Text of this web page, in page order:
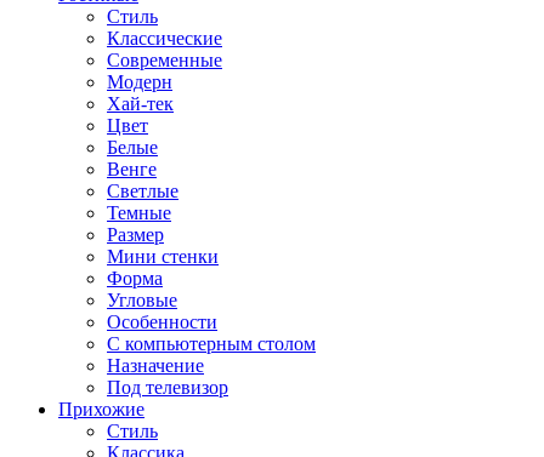
Стиль
Классические
Современные
Модерн
Хай-тек
Цвет
Белые
Венге
Светлые
Темные
Размер
Мини стенки
Форма
Угловые
Особенности
С компьютерным столом
Назначение
Под телевизор
Прихожие
Стиль
Классика